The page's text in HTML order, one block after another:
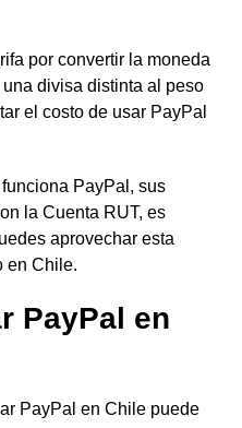
por convertir la moneda
divisa distinta al peso
el costo de usar PayPal
PayPal, sus
la Cuenta RUT, es
aprovechar esta
en Chile.
PayPal en
PayPal en Chile puede